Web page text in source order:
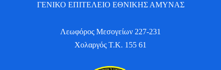
ΓΕΝΙΚΟ ΕΠΙΤΕΛΕΙΟ ΕΘΝΙΚΗΣ ΑΜΥΝΑΣ
Λεωφόρος Μεσογείων 227-231
Χολαργός Τ.Κ. 155 61